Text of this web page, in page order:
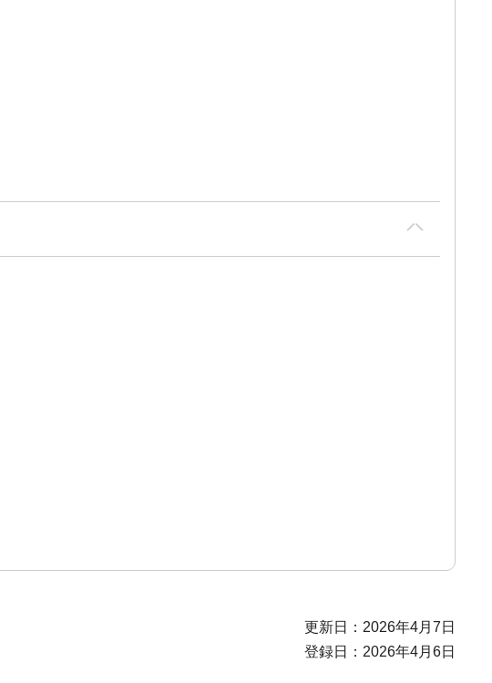
更新日：2026年4月7日
登録日：2026年4月6日